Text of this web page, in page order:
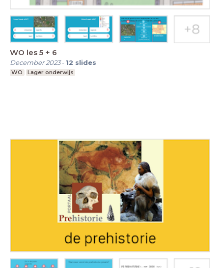
WO les 5 + 6
December 2023- 12 slides
WO Lager onderwijs